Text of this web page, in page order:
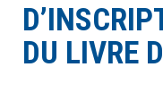
DU LIVRE